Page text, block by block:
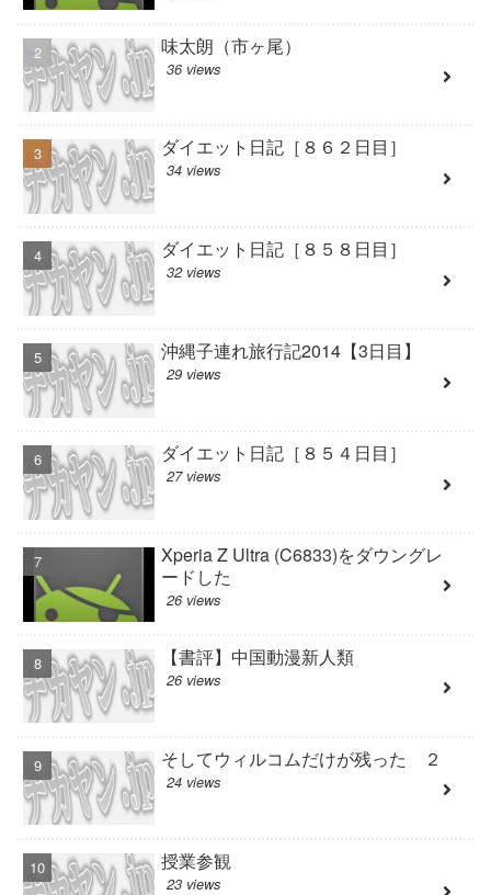
味太朗（市ヶ尾）
36 views
ダイエット日記［８６２日目］
34 views
ダイエット日記［８５８日目］
32 views
沖縄子連れ旅行記2014【3日目】
29 views
ダイエット日記［８５４日目］
27 views
Xperia Z Ultra (C6833)をダウングレ
ードした
26 views
【書評】中国動漫新人類
26 views
そしてウィルコムだけが残った ２
24 views
授業参観
23 views